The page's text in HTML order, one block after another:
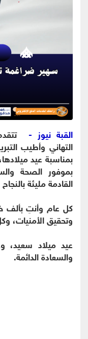
القبة نيوز -
التهاني وأطيب
بمناسبة عيد
بموفور الصحة
القادمة مليئة
كل عام وأنتِ بألف
وتحقيق الأمنيات،
والسعادة الدائمة.